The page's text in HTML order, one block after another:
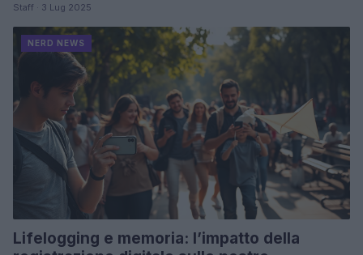
Staff · 3 Lug 2025
NERD NEWS
Lifelogging e memoria: l’impatto della